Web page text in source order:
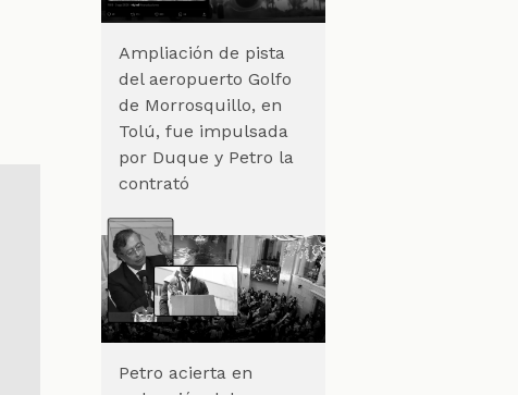
Ampliación de pista
del aeropuerto Golfo
de Morrosquillo, en
Tolú, fue impulsada
por Duque y Petro la
contrató
Petro acierta en